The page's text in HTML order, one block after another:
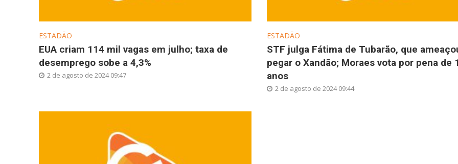
ESTADÃO
EUA criam 114 mil vagas em julho; taxa de
desemprego sobe a 4,3%
2 de agosto de 2024 09:47
ESTADÃO
STF julga Fátima de Tubarão, que
pegar o Xandão; Moraes vota por pena de
anos
2 de agosto de 2024 09:44